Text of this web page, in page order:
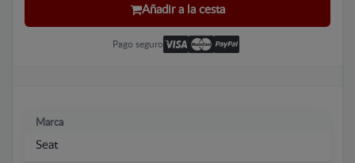
Añadir a la cesta
Pago seguro
Marca
Seat